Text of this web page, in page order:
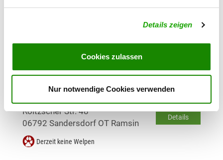
Details zeigen
Cookies zulassen
Nur notwendige Cookies verwenden
Zuchtstätte: von den Leinewiesen
Details
Details
Roitzscher Str. 48
06792 Sandersdorf OT Ramsin
Derzeit keine Welpen